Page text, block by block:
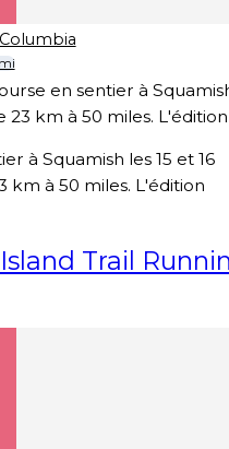
en sentier à
23 km à 50 miles.
à Squamish les 15 et 16
km à 50 miles. L'édition
Trail